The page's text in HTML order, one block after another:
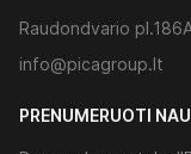
Raudondvario
info@picagroup.lt
PRENUMERUOTI